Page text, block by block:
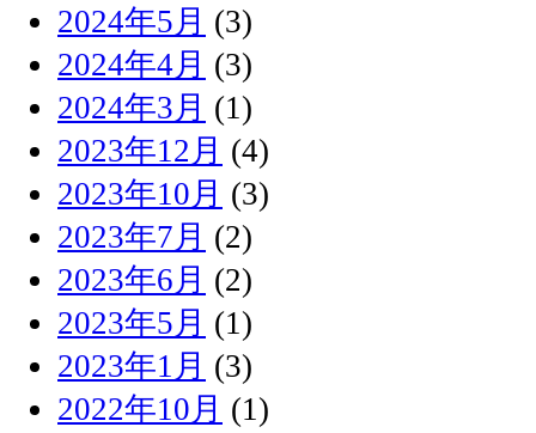
2024年5月 (3)
2024年4月 (3)
2024年3月 (1)
2023年12月 (4)
2023年10月 (3)
2023年7月 (2)
2023年6月 (2)
2023年5月 (1)
2023年1月 (3)
2022年10月 (1)